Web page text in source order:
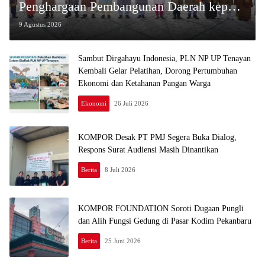
Penghargaan Pembangunan Daerah kepada
Kabupaten/Kota Terbaik
9 Agustus 2026
Sambut Dirgahayu Indonesia, PLN NP UP Tenayan
Kembali Gelar Pelatihan, Dorong Pertumbuhan
Ekonomi dan Ketahanan Pangan Warga
Ekonomi 26 Juli 2026
KOMPOR Desak PT PMJ Segera Buka Dialog,
Respons Surat Audiensi Masih Dinantikan
Berita 8 Juli 2026
KOMPOR FOUNDATION Soroti Dugaan Pungli
dan Alih Fungsi Gedung di Pasar Kodim Pekanbaru
Berita 25 Juni 2026